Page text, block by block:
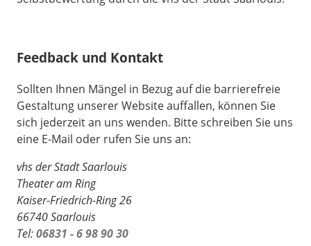
Feedback und Kontakt
Sollten Ihnen Mängel in Bezug auf die barrierefreie
Gestaltung unserer Website auffallen, können Sie
sich jederzeit an uns wenden. Bitte schreiben Sie uns
eine E-Mail oder rufen Sie uns an:
vhs der Stadt Saarlouis
Theater am Ring
Kaiser-Friedrich-Ring 26
66740 Saarlouis
Tel:06831 - 6 98 90 30